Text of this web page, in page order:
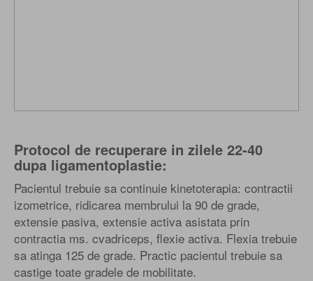
Protocol de recuperare in zilele 22-40
dupa ligamentoplastie:
Pacientul trebuie sa continuie kinetoterapia: contractii
izometrice, ridicarea membrului la 90 de grade,
extensie pasiva, extensie activa asistata prin
contractia ms. cvadriceps, flexie activa. Flexia trebuie
sa atinga 125 de grade. Practic pacientul trebuie sa
castige toate gradele de mobilitate.